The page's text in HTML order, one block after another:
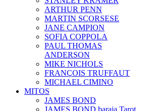
ARTHUR PENN
MARTIN SCORSESE
JANE CAMPION
SOFIA COPPOLA
PAUL THOMAS
ANDERSON
MIKE NICHOLS
FRANÇOIS TRUFFAUT
MICHAEL CIMINO
MITOS
JAMES BOND
JAMES BOND baraja Tarot